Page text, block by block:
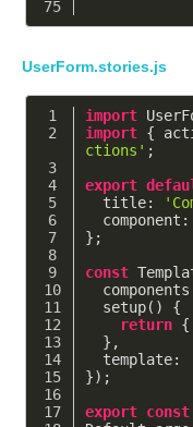
UserForm.stories.js
import
import {
ctions' ;
export
title:
component :
};
const
components
  setup() {
return {
  },
template:
});
export const